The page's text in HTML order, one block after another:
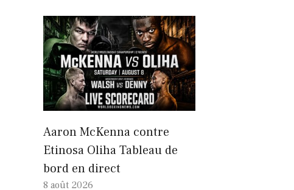
Aaron McKenna contre
Etinosa Oliha Tableau de
bord en direct
8 août 2026